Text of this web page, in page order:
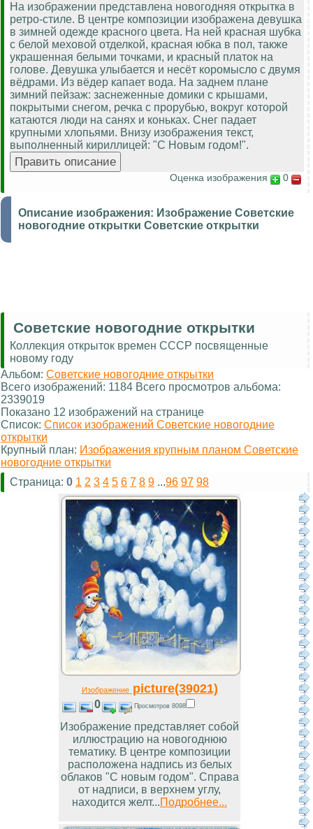
На изображении представлена новогодняя открытка в
ретро-стиле. В центре композиции изображена девушка
в зимней одежде красного цвета. На ней красная шубка
с белой меховой отделкой, красная юбка в пол, также
украшенная белыми точками, и красный платок на
голове. Девушка улыбается и несёт коромысло с двумя
вёдрами. Из вёдер капает вода. На заднем плане
зимний пейзаж: заснеженные домики с крышами,
покрытыми снегом, речка с прорубью, вокруг которой
катаются люди на санях и коньках. Снег падает
крупными хлопьями. Внизу изображения текст,
выполненный кириллицей: "С Новым годом!".
Оценка изображения 0
Описание изображения: Изображение Советские
новогодние открытки Советские открытки
Советские новогодние открытки
Коллекция открыток времен СССР посвященные
новому году
Альбом: Советские новогодние открытки
Всего изображений: 1184 Всего просмотров альбома:
2339019
Показано 12 изображений на странице
Список: Список изображений Советские новогодние
открытки
Крупный план: Изображения крупным планом Советские
новогодние открытки
Страница: 0 1 2 3 4 5 6 7 8 9 ...96 97 98
Изображениеpicture(39021)
0 Просмотров 8098
Изображение представляет собой
иллюстрацию на новогоднюю
тематику. В центре композиции
расположена надпись из белых
облаков "С новым годом". Справа
от надписи, в верхнем углу,
находится желт...Подробнее...